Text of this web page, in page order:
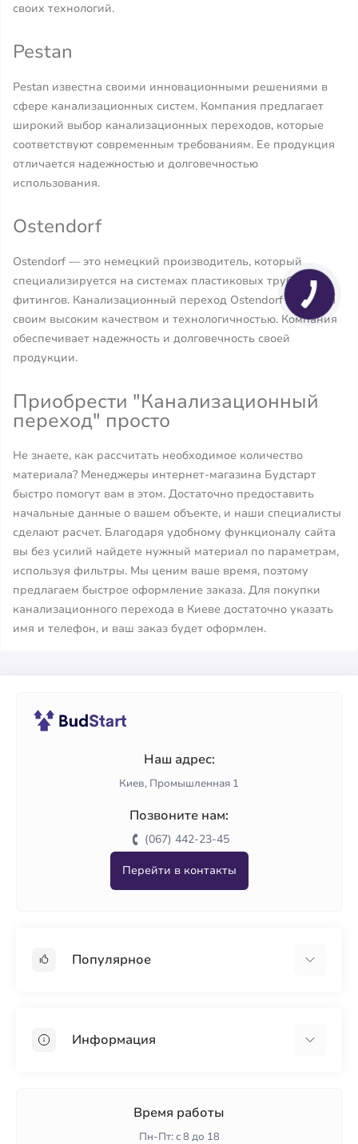
своих технологий.
Pestan
Pestan известна своими инновационными решениями в
сфере канализационных систем. Компания предлагает
широкий выбор канализационных переходов, которые
соответствуют современным требованиям. Ее продукция
отличается надежностью и долговечностью
использования.
Ostendorf
Ostendorf — это немецкий производитель, который
специализируется на системах пластиковых труб и
фитингов. Канализационный переход Ostendorf славится
своим высоким качеством и технологичностью. Компания
обеспечивает надежность и долговечность своей
продукции.
Приобрести "Канализационный
переход" просто
Не знаете, как рассчитать необходимое количество
материала? Менеджеры интернет-магазина Будстарт
быстро помогут вам в этом. Достаточно предоставить
начальные данные о вашем объекте, и наши специалисты
сделают расчет. Благодаря удобному функционалу сайта
вы без усилий найдете нужный материал по параметрам,
используя фильтры. Мы ценим ваше время, поэтому
предлагаем быстрое оформление заказа. Для покупки
канализационного перехода в Киеве достаточно указать
имя и телефон, и ваш заказ будет оформлен.
Наш адрес:
Киев, Промышленная 1
Позвоните нам:
(067) 442-23-45
Перейти в контакты
Популярное
ПенопластИнформация
Время работы
Пн-Пт: с 8 до 18